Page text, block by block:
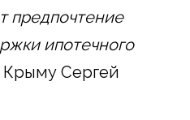
предпочтение
ипотечного
Крыму Сергей